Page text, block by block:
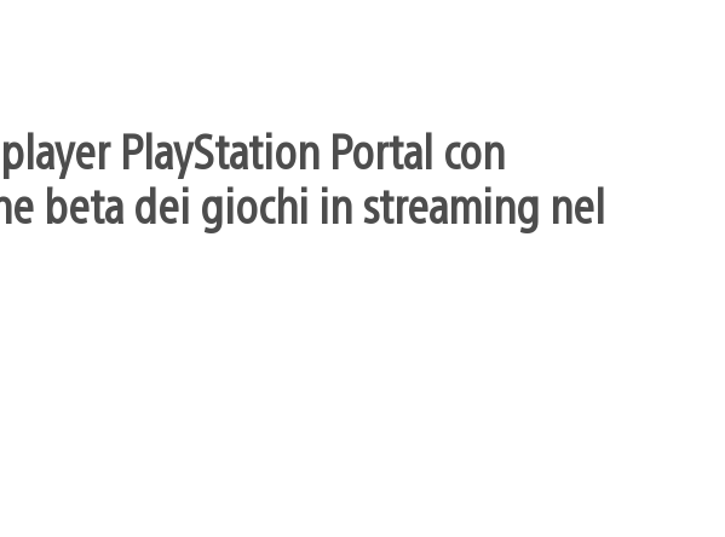
PlayStation Portal con
beta dei giochi in streaming nel